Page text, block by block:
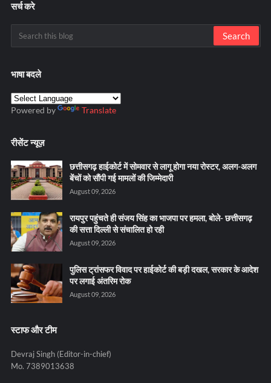
सर्च करे
भाषा बदले
Powered by Translate
रीसेंट न्यूज़
छत्तीसगढ़ हाईकोर्ट में सोमवार से लागू होगा नया रोस्टर, अलग-अलग
बेंचों को सौंपी गई मामलों की जिम्मेदारी
August 09, 2026
रायपुर पहुंचते ही संजय सिंह का भाजपा पर हमला, बोले- छत्तीसगढ़
की सत्ता दिल्ली से संचालित हो रही
August 09, 2026
पुलिस ट्रांसफर विवाद पर हाईकोर्ट की बड़ी दखल, सरकार के आदेश
पर लगाई अंतरिम रोक
August 09, 2026
स्टाफ और टीम
Devraj Singh (Editor-in-chief)
Mo. 7389013638